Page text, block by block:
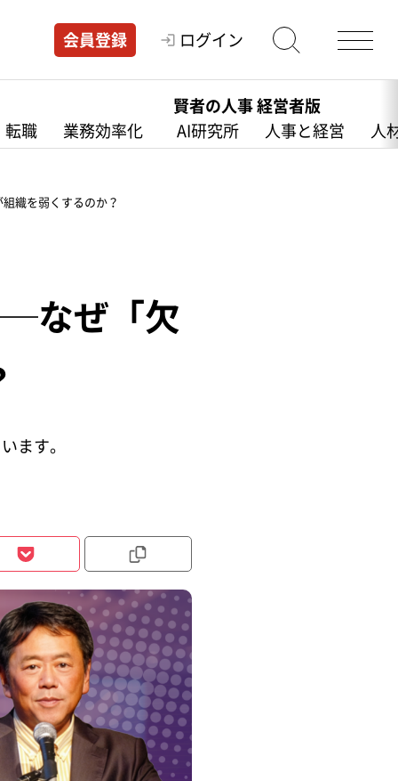
会員登録 ログイン
転職 業務効率化
賢者の人事 経営者版
AI研究所
人事と経営 人
織を弱くするのか？
なぜ「欠
ます。